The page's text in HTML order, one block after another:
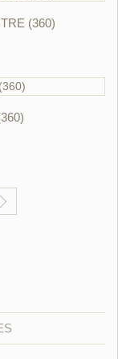
(360)